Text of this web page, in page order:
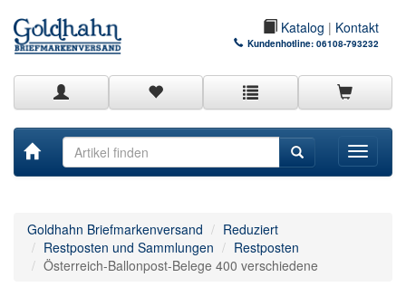
Katalog | Kontakt
Kundenhotline: 06108-793232
Toggle
Goldhahn Briefmarkenversand
Reduziert
Restposten und Sammlungen
Restposten
Österreich-Ballonpost-Belege 400 verschiedene